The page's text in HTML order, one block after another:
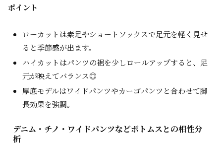
ポイント
ローカットは素足やショートソックスで足元を軽く見せ
ると季節感が出ます。
ハイカットはパンツの裾を少しロールアップすると、足
元が映えてバランス◎
厚底モデルはワイドパンツやカーゴパンツと合わせて脚
長効果を強調。
デニム・チノ・ワイドパンツなどボトムスとの相性分
析